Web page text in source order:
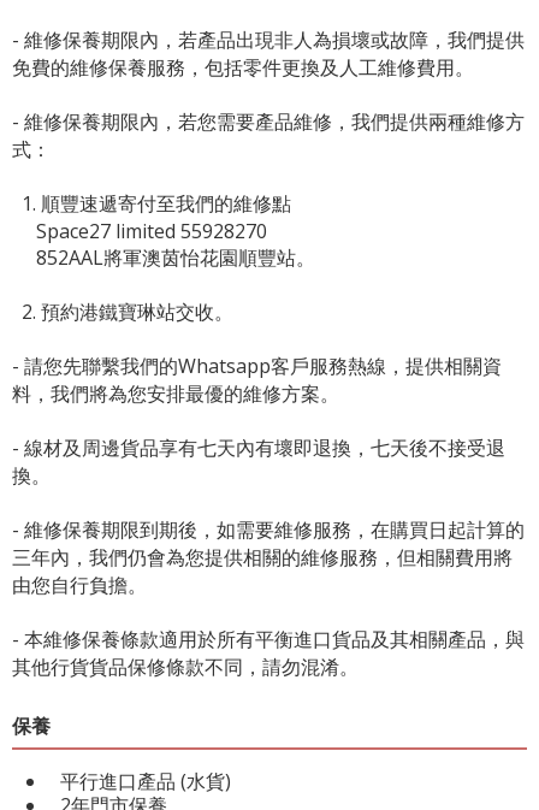
- 維修保養期限內，若產品出現非人為損壞或故障，我們提供
免費的維修保養服務，包括零件更換及人工維修費用。
- 維修保養期限內，若您需要產品維修，我們提供兩種維修方
式：
1. 順豐速遞寄付至我們的維修點
Space27 limited 55928270
852AAL將軍澳茵怡花園順豐站。
2. 預約港鐵寶琳站交收。
- 請您先聯繫我們的Whatsapp客戶服務熱線 ，提供相關資
料，我們將為您安排最優的維修方案。
- 線材及周邊貨品享有七天內有壞即退換，七天後不接受退
換。
- 維修保養期限到期後，如需要維修服務，在購買日起計算的
三年內，我們仍會為您提供相關的維修服務，但相關費用將
由您自行負擔。
- 本維修保養條款適用於所有平衡進口貨品及其相關產品，與
其他行貨貨品保修條款不同，請勿混淆。
保養
平行進口產品 (水貨)